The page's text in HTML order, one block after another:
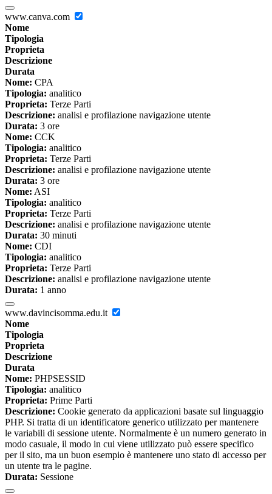
www.canva.com
Nome
Tipologia
Proprieta
Descrizione
Durata
Nome: CPA
Tipologia: analitico
Proprieta: Terze Parti
Descrizione: analisi e profilazione navigazione utente
Durata: 3 ore
Nome: CCK
Tipologia: analitico
Proprieta: Terze Parti
Descrizione: analisi e profilazione navigazione utente
Durata: 3 ore
Nome: ASI
Tipologia: analitico
Proprieta: Terze Parti
Descrizione: analisi e profilazione navigazione utente
Durata: 30 minuti
Nome: CDI
Tipologia: analitico
Proprieta: Terze Parti
Descrizione: analisi e profilazione navigazione utente
Durata: 1 anno
www.davincisomma.edu.it
Nome
Tipologia
Proprieta
Descrizione
Durata
Nome: PHPSESSID
Tipologia: analitico
Proprieta: Prime Parti
Descrizione: Cookie generato da applicazioni basate sul linguaggio
PHP. Si tratta di un identificatore generico utilizzato per mantenere
le variabili di sessione utente. Normalmente è un numero generato in
modo casuale, il modo in cui viene utilizzato può essere specifico
per il sito, ma un buon esempio è mantenere uno stato di accesso per
un utente tra le pagine.
Durata: Sessione